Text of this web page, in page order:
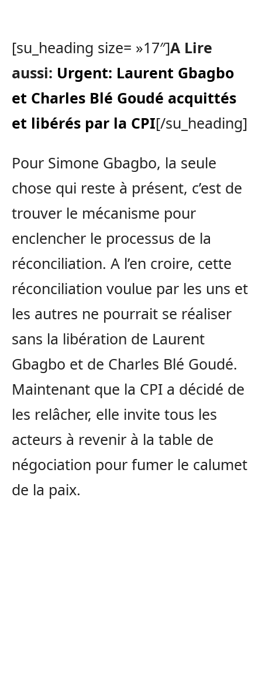
[su_heading size= »17″]A Lire
aussi: Urgent: Laurent Gbagbo
et Charles Blé Goudé acquittés
et libérés par la CPI[/su_heading]
Pour Simone Gbagbo, la seule
chose qui reste à présent, c’est de
trouver le mécanisme pour
enclencher le processus de la
réconciliation. A l’en croire, cette
réconciliation voulue par les uns et
les autres ne pourrait se réaliser
sans la libération de Laurent
Gbagbo et de Charles Blé Goudé.
Maintenant que la CPI a décidé de
les relâcher, elle invite tous les
acteurs à revenir à la table de
négociation pour fumer le calumet
de la paix.